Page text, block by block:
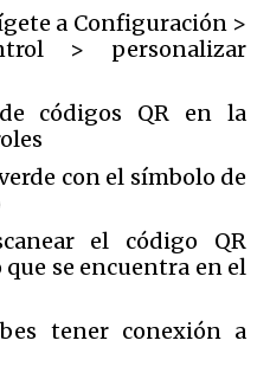
a Configuración >
> personalizar
códigos QR en la
con el símbolo de
el código QR
se encuentra en el
tener conexión a